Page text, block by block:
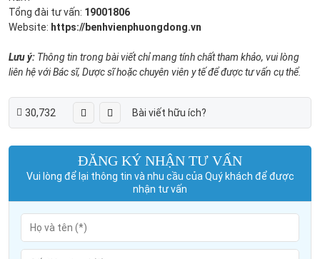
Tổng đài tư vấn: 19001806
Website: https://benhvienphuongdong.vn
Lưu ý: Thông tin trong bài viết chỉ mang tính chất tham khảo, vui lòng
liên hệ với Bác sĩ, Dược sĩ hoặc chuyên viên y tế để được tư vấn cụ thể.
30,732 Bài viết hữu ích?
ĐĂNG KÝ NHẬN TƯ VẤN
Vui lòng để lại thông tin và nhu cầu của Quý khách để được
nhận tư vấn